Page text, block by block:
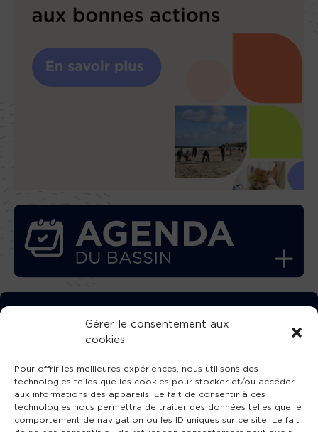
Gérer le consentement aux
cookies
Pour offrir les meilleures expériences, nous utilisons des
technologies telles que les cookies pour stocker et/ou accéder
aux informations des appareils. Le fait de consentir à ces
technologies nous permettra de traiter des données telles que le
comportement de navigation ou les ID uniques sur ce site. Le fait
TÉLÉCHARGEZ GRATUITEMENT
L’APPLICATION TVBA !
SUIVEZ-NOUS !